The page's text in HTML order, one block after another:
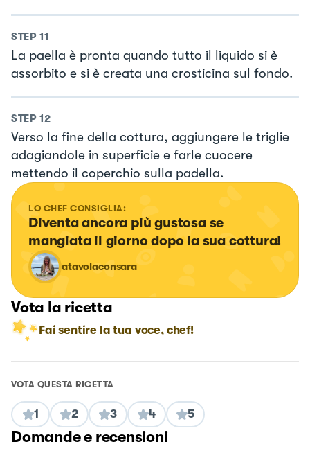
STEP 11
La paella è pronta quando tutto il liquido si è
assorbito e si è creata una crosticina sul fondo.
STEP 12
Verso la fine della cottura, aggiungere le triglie
adagiandole in superficie e farle cuocere
mettendo il coperchio sulla padella.
LO CHEF CONSIGLIA:
Diventa ancora più gustosa se
mangiata il giorno dopo la sua cottura!
atavolaconsara
Vota la ricetta
Fai sentire la tua voce, chef!
VOTA QUESTA RICETTA
1 2 3 4 5
Domande e recensioni